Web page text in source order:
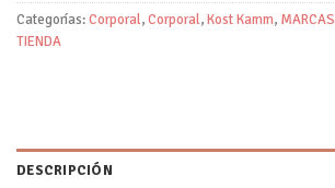
Categorías:Corporal,Corporal,Kost Kamm, MARCAS
TIENDA
DESCRIPCIÓN